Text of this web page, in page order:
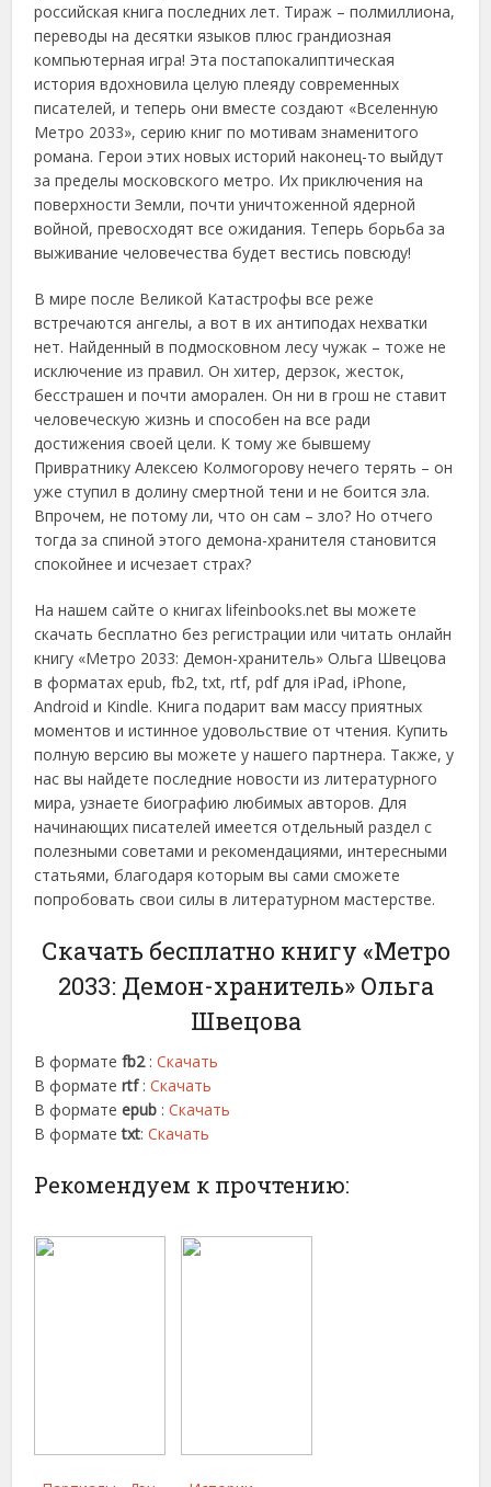
российская книга последних лет. Тираж – полмиллиона,
переводы на десятки языков плюс грандиозная
компьютерная игра! Эта постапокалиптическая
история вдохновила целую плеяду современных
писателей, и теперь они вместе создают «Вселенную
Метро 2033», серию книг по мотивам знаменитого
романа. Герои этих новых историй наконец-то выйдут
за пределы московского метро. Их приключения на
поверхности Земли, почти уничтоженной ядерной
войной, превосходят все ожидания. Теперь борьба за
выживание человечества будет вестись повсюду!
В мире после Великой Катастрофы все реже
встречаются ангелы, а вот в их антиподах нехватки
нет. Найденный в подмосковном лесу чужак – тоже не
исключение из правил. Он хитер, дерзок, жесток,
бесстрашен и почти аморален. Он ни в грош не ставит
человеческую жизнь и способен на все ради
достижения своей цели. К тому же бывшему
Привратнику Алексею Колмогорову нечего терять – он
уже ступил в долину смертной тени и не боится зла.
Впрочем, не потому ли, что он сам – зло? Но отчего
тогда за спиной этого демона-хранителя становится
спокойнее и исчезает страх?
На нашем сайте о книгах lifeinbooks.net вы можете
скачать бесплатно без регистрации или читать онлайн
книгу «Метро 2033: Демон-хранитель» Ольга Швецова
в форматах epub, fb2, txt, rtf, pdf для iPad, iPhone,
Android и Kindle. Книга подарит вам массу приятных
моментов и истинное удовольствие от чтения. Купить
полную версию вы можете у нашего партнера. Также, у
нас вы найдете последние новости из литературного
мира, узнаете биографию любимых авторов. Для
начинающих писателей имеется отдельный раздел с
полезными советами и рекомендациями, интересными
статьями, благодаря которым вы сами сможете
попробовать свои силы в литературном мастерстве.
Скачать бесплатно книгу «Метро
2033: Демон-хранитель» Ольга
Швецова
В форматеfb2:Скачать
В форматеrtf :Скачать
В форматеepub :Скачать
В форматеtxt:Скачать
Рекомендуем к прочтению: